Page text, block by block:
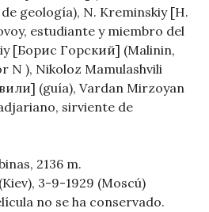
geología), N. Kreminskiy [Н.
estudiante y miembro del
[Борис Горский] (Malinin,
N ), Nikoloz Mamulashvili
(guía), Vardan Mirzoyan
sirviente de
2136 m.
3-9-1929 (Moscú)
no se ha conservado.